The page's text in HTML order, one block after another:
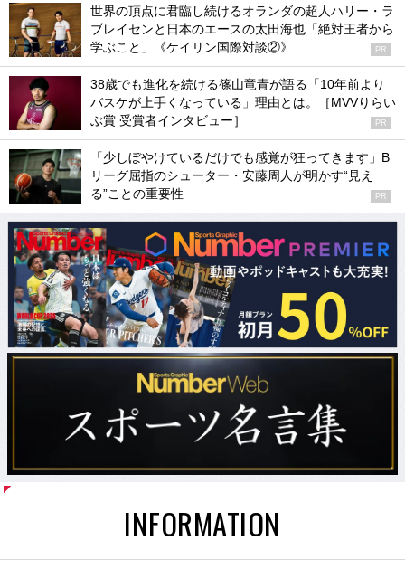
世界の頂点に君臨し続けるオランダの超人ハリー・ラ
ブレイセンと日本のエースの太田海也「絶対王者から
学ぶこと」《ケイリン国際対談②》
PR
38歳でも進化を続ける篠山竜青が語る「10年前より
バスケが上手くなっている」理由とは。［MVVりらい
ぶ賞 受賞者インタビュー］
PR
「少しぼやけているだけでも感覚が狂ってきます」B
リーグ屈指のシューター・安藤周人が明かす“見え
る”ことの重要性
PR
INFORMATION